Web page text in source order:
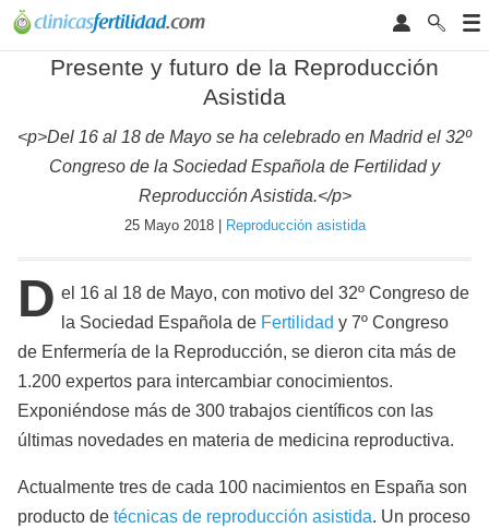
Presente y futuro de la Reproducción
Asistida
<p>Del 16 al 18 de Mayo se ha celebrado en Madrid el 32º
Congreso de la Sociedad Española de Fertilidad y
Reproducción Asistida.</p>
25 Mayo 2018 | Reproducción asistida
D el 16 al 18 de Mayo, con motivo del 32º Congreso de
la Sociedad Española de Fertilidad y 7º Congreso
de Enfermería de la Reproducción, se dieron cita más de
1.200 expertos para intercambiar conocimientos.
Exponiéndose más de 300 trabajos científicos con las
últimas novedades en materia de medicina reproductiva.
Actualmente tres de cada 100 nacimientos en España son
producto de técnicas de reproducción asistida. Un proceso